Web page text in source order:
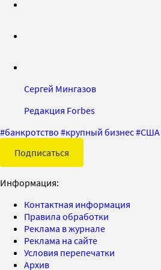
Сергей Мингазов
Редакция Forbes
#банкротство #крупный бизнес#США
Подписаться
Информация:
Контактная информация
Правила обработки
Реклама в журнале
Реклама на сайте
Условия перепечатки
Архив